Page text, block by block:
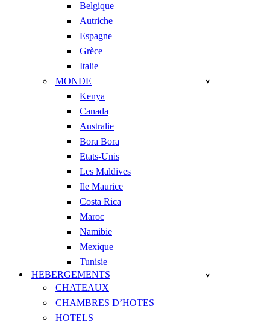
Belgique
Autriche
Espagne
Grèce
Italie
MONDE
Kenya
Canada
Australie
Bora Bora
Etats-Unis
Les Maldives
Ile Maurice
Costa Rica
Maroc
Namibie
Mexique
Tunisie
HEBERGEMENTS
CHATEAUX
CHAMBRES D’HOTES
HOTELS